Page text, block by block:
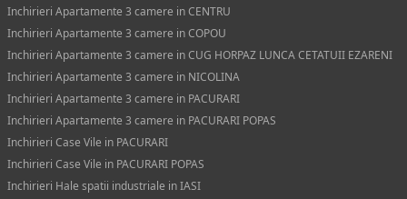
Inchirieri Apartamente 3 camere in CENTRU
Inchirieri Apartamente 3 camere in COPOU
Inchirieri Apartamente 3 camere in CUG HORPAZ LUNCA CETATUII EZARENI
Inchirieri Apartamente 3 camere in NICOLINA
Inchirieri Apartamente 3 camere in PACURARI
Inchirieri Apartamente 3 camere in PACURARI POPAS
Inchirieri Case Vile in PACURARI
Inchirieri Case Vile in PACURARI POPAS
Inchirieri Hale spatii industriale in IASI